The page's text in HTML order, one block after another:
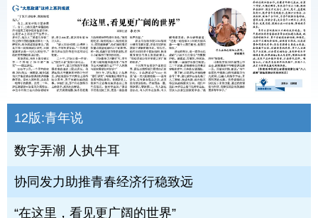
12版:青年说
数字弄潮 人执牛耳
协同发力助推青春经济行稳致远
“在这里，看见更广阔的世界”